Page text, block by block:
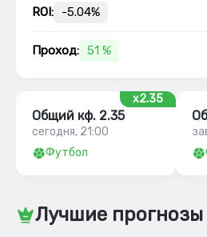
ROI: -5.04%
Проход: 51 %
x2.35
Общий кф. 2.35
сегодня, 21:00
Футбол
Лучшие прогнозы